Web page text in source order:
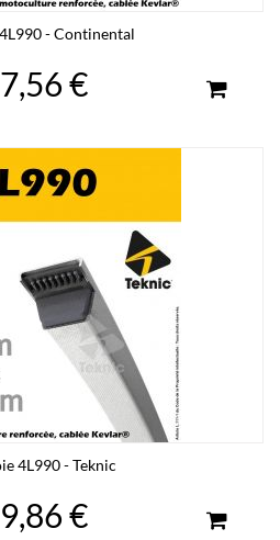
- Continental
€
4L990 - Teknic
€